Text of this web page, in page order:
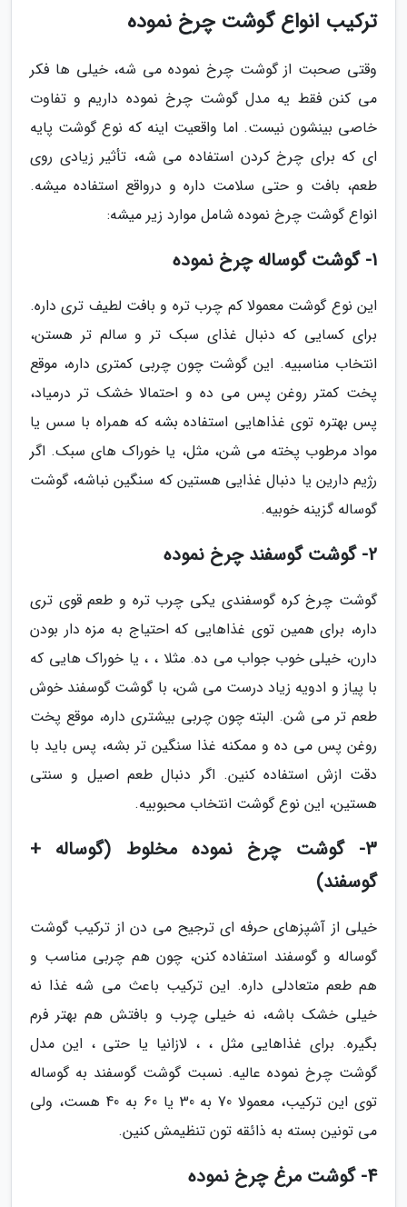
ترکیب انواع گوشت چرخ نموده
وقتی صحبت از گوشت چرخ نموده می شه، خیلی ها فکر
می کنن فقط یه مدل گوشت چرخ نموده داریم و تفاوت
خاصی بینشون نیست. اما واقعیت اینه که نوع گوشت پایه
ای که برای چرخ کردن استفاده می شه، تأثیر زیادی روی
طعم، بافت و حتی سلامت داره و درواقع استفاده میشه.
انواع گوشت چرخ نموده شامل موارد زیر میشه:
1- گوشت گوساله چرخ نموده
این نوع گوشت معمولا کم چرب تره و بافت لطیف تری داره.
برای کسایی که دنبال غذای سبک تر و سالم تر هستن،
انتخاب مناسبیه. این گوشت چون چربی کمتری داره، موقع
پخت کمتر روغن پس می ده و احتمالا خشک تر درمیاد،
پس بهتره توی غذاهایی استفاده بشه که همراه با سس یا
مواد مرطوب پخته می شن، مثل، یا خوراک های سبک. اگر
رژیم دارین یا دنبال غذایی هستین که سنگین نباشه، گوشت
گوساله گزینه خوبیه.
2- گوشت گوسفند چرخ نموده
گوشت چرخ کره گوسفندی یکی چرب تره و طعم قوی تری
داره، برای همین توی غذاهایی که احتیاج به مزه دار بودن
دارن، خیلی خوب جواب می ده. مثلا ، ، یا خوراک هایی که
با پیاز و ادویه زیاد درست می شن، با گوشت گوسفند خوش
طعم تر می شن. البته چون چربی بیشتری داره، موقع پخت
روغن پس می ده و ممکنه غذا سنگین تر بشه، پس باید با
دقت ازش استفاده کنین. اگر دنبال طعم اصیل و سنتی
هستین، این نوع گوشت انتخاب محبوبیه.
3- گوشت چرخ نموده مخلوط (گوساله +
گوسفند)
خیلی از آشپزهای حرفه ای ترجیح می دن از ترکیب گوشت
گوساله و گوسفند استفاده کنن، چون هم چربی مناسب و
هم طعم متعادلی داره. این ترکیب باعث می شه غذا نه
خیلی خشک باشه، نه خیلی چرب و بافتش هم بهتر فرم
بگیره. برای غذاهایی مثل ، ، لازانیا یا حتی ، این مدل
گوشت چرخ نموده عالیه. نسبت گوشت گوسفند به گوساله
توی این ترکیب، معمولا 70 به 30 یا 60 به 40 هست، ولی
می تونین بسته به ذائقه تون تنظیمش کنین.
4- گوشت مرغ چرخ نموده